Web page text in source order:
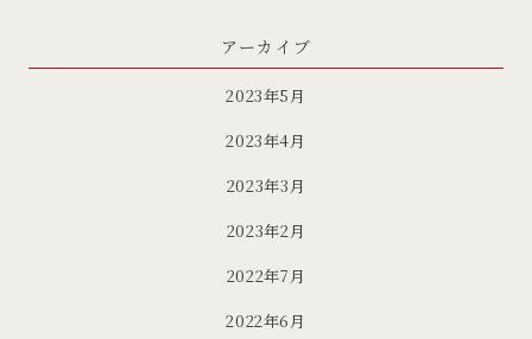
アーカイブ
2023年5月
2023年4月
2023年3月
2023年2月
2022年7月
2022年6月